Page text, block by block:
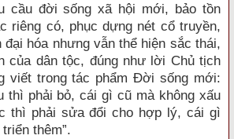
cầu đời sống xã hội mới, bảo tồn
riêng có, phục dựng nét cổ truyền,
đại hóa nhưng vẫn thể hiện sắc thái,
của dân tộc, đúng như lời Chủ tịch
viết trong tác phẩm Đời sống mới:
thì phải bỏ, cái gì cũ mà không xấu
thì phải sửa đổi cho hợp lý, cái gì
thêm”.